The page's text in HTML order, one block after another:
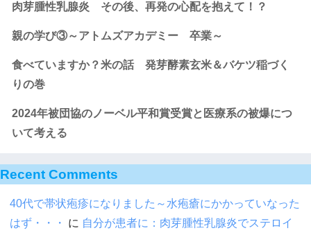
肉芽腫性乳腺炎 その後、再発の心配を抱えて！？
親の学び③～アトムズアカデミー 卒業～
食べていますか？米の話 発芽酵素玄米＆バケツ稲づく
りの巻
2024年被団協のノーベル平和賞受賞と医療系の被爆につ
いて考える
Recent Comments
40代で帯状疱疹になりました～水疱瘡にかかっていなった
はず・・・
に 自分が患者に：肉芽腫性乳腺炎でステロイ